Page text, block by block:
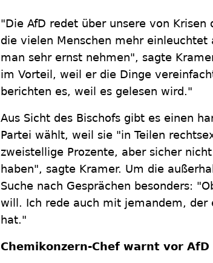
"Die AfD redet über unsere von
die vielen Menschen mehr einleuchtet
man sehr ernst nehmen", sagte
im Vorteil, weil er die Dinge
berichten es, weil es gelesen wird."
Aus Sicht des Bischofs gibt es einen
Partei wählt, weil sie "in Teilen
zweistellige Prozente, aber sicher
haben", sagte Kramer. Um die
Suche nach Gesprächen besonders:
will. Ich rede auch mit jemandem,
hat."
Chemikonzern-Chef warnt vor AfD